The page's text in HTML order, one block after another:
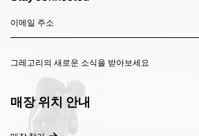
그레고리의 새로운 소식을 받아보세요
매장 위치 안내